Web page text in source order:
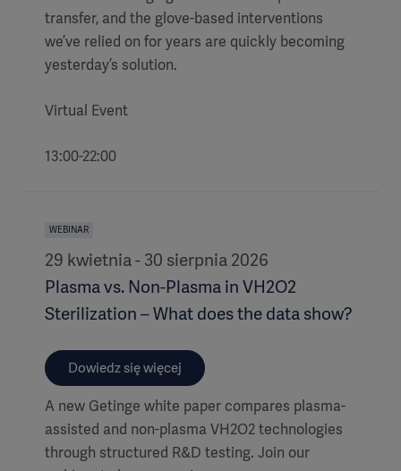
transfer, and the glove-based interventions
we’ve relied on for years are quickly becoming
yesterday’s solution.
Virtual Event
13:00-22:00
WEBINAR
29 kwietnia - 30 sierpnia 2026
Plasma vs. Non-Plasma in VH2O2
Sterilization – What does the data show?
Dowiedz się więcej
A new Getinge white paper compares plasma-
assisted and non-plasma VH2O2 technologies
through structured R&D testing. Join our